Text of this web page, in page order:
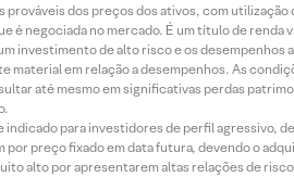
dos preços dos ativos, com utilização
é negociada no mercado. É um título de
investimento de alto risco e os
material em relação a desempenhos. As
até mesmo em significativas perdas
para investidores de perfil agressivo,
por preço fixado em data futura, devendo o
alto por apresentarem altas relações de